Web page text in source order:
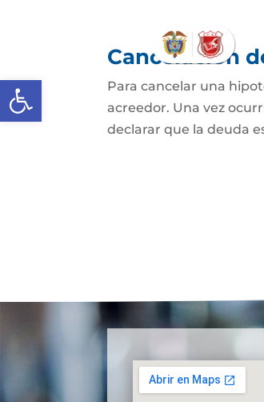
Abrir barra de herramientas
Cancelación
Para cancelar una
acreedor. Una vez
declarar que la deuda